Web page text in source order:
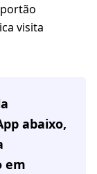
visita
abaixo,
em